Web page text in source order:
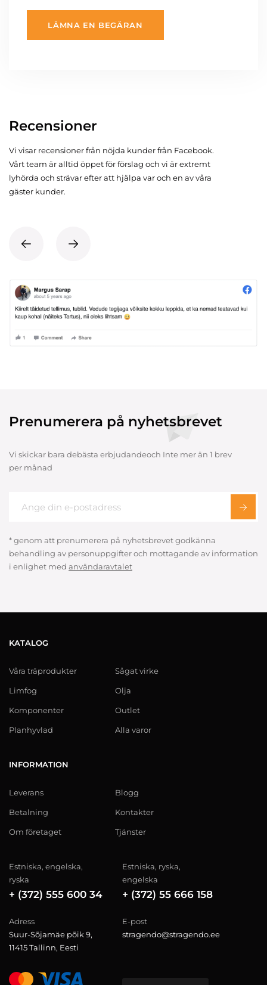
LÄMNA EN BEGÄRAN
Recensioner
Vi visar recensioner från nöjda kunder från Facebook.
Vårt team är alltid öppet för förslag och vi är extremt
lyhörda och strävar efter att hjälpa var och en av våra
gäster kunder.
Prenumerera på nyhetsbrevet
Vi skickar bara debästa erbjudandeoch Inte mer än 1 brev
per månad
* genom att prenumerera på nyhetsbrevet godkänna
behandling av personuppgifter och mottagande av information
i enlighet med användaravtalet
KATALOG
Våra träprodukter
Limfog
Komponenter
Planhyvlad
Sågat virke
Olja
Outlet
Alla varor
INFORMATION
Leverans
Betalning
Om företaget
Blogg
Kontakter
Tjänster
Estniska, engelska,
ryska
+ (372) 555 600 34
Estniska, ryska,
engelska
+ (372) 55 666 158
Adress
Suur-Sõjamäe põik 9,
11415 Tallinn, Eesti
E-post
stragendo@stragendo.ee